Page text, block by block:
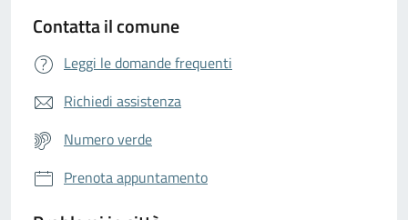
Contatta il comune
Leggi le domande frequenti
Richiedi assistenza
Numero verde
Prenota appuntamento